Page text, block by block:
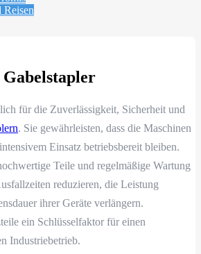
Reisen
für die Zuverlässigkeit, Sicherheit und
. Sie gewährleisten, dass die Maschinen
Einsatz betriebsbereit bleiben.
Teile und regelmäßige Wartung
reduzieren, die Leistung
ihrer Geräte verlängern.
ein Schlüsselfaktor für einen
Industriebetrieb.